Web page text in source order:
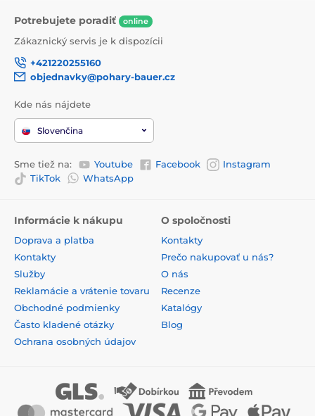
Potrebujete poradiť online
Zákaznický servis je k dispozícii
+421220255160
objednavky@pohary-bauer.cz
Kde nás nájdete
Slovenčina
Sme tiež na: Youtube Facebook
Instagram
TikTok
WhatsApp
Informácie k nákupu
Doprava a platba
Kontakty
Služby
Reklamácie a vrátenie tovaru
Obchodné podmienky
Často kladené otázky
Ochrana osobných údajov
O spoločnosti
Kontakty
Prečo nakupovať u nás?
O nás
Recenze
Katalógy
Blog